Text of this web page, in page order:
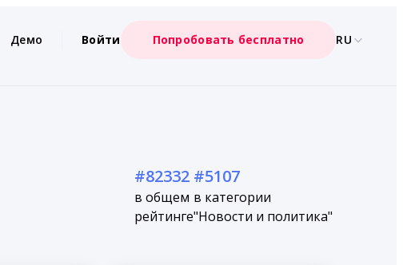
Демо Войти Попробовать бесплатно RU
#82332
в общем
рейтинге
#5107
в категории
"Новости и политика"